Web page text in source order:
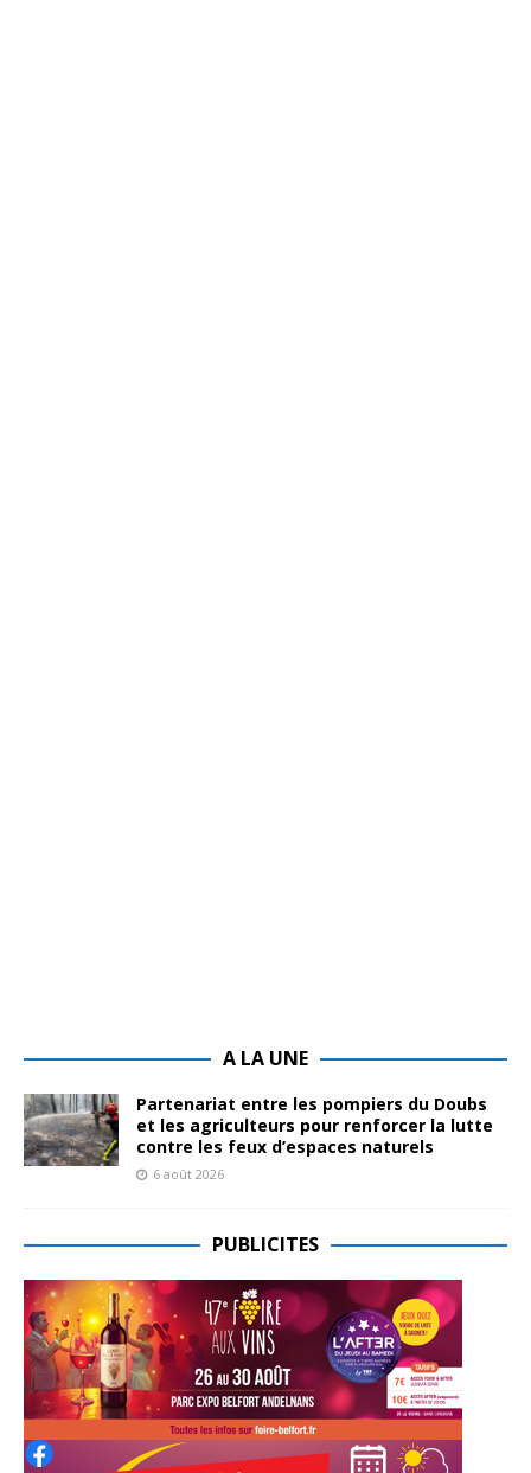
A LA UNE
Partenariat entre les pompiers du Doubs
et les agriculteurs pour renforcer la lutte
contre les feux d’espaces naturels
6 août 2026
PUBLICITES